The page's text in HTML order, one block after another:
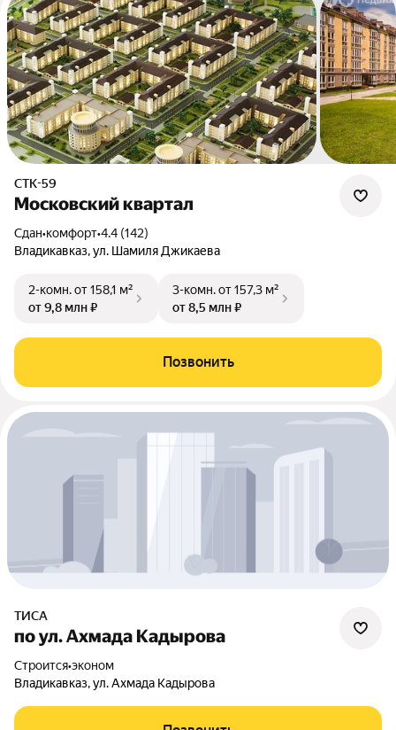
СТК-59
Московский квартал
Сдан•комфорт•4.4 (142)
Владикавказ, ул. Шамиля Джикаева
2-комн.от 158,1 м²
от 9,8 млн ₽
3-комн.от 157,3 м²
от 8,5 млн ₽
Позвонить
ТИСА
по ул. Ахмада Кадырова
Строится•эконом
Владикавказ, ул. Ахмада Кадырова